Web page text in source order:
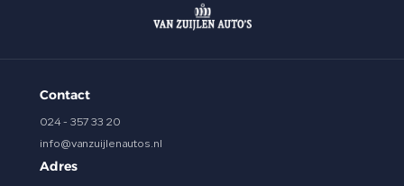
Contact
024 - 357 33 20
info@vanzuijlenautos.nl
Adres